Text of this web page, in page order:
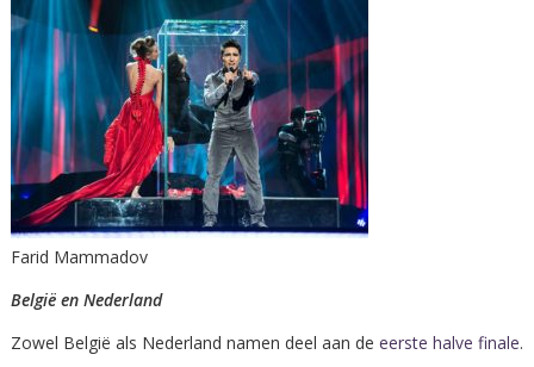
Farid Mammadov
België en Nederland
Zowel België als Nederland namen deel aan de eerste halve finale.